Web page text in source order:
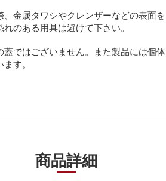
、金属タワシやクレンザーなどの表面を
れのある用具は避けて下さい。
蓋ではございません。また製品には個体
す。
商品詳細